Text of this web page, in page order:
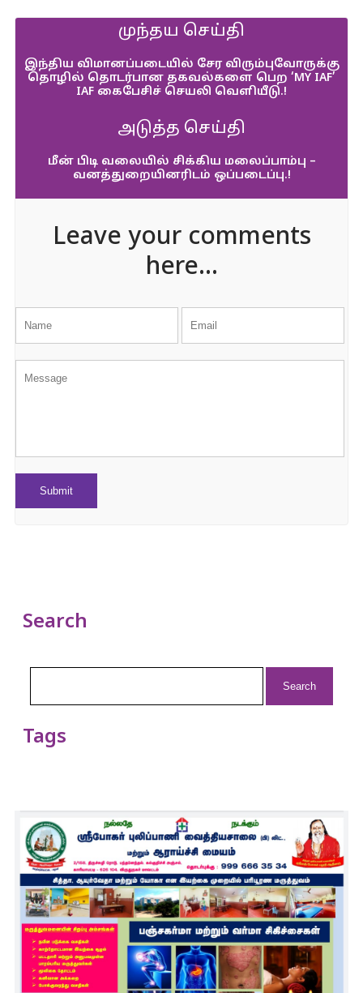
முந்தய செய்தி
இந்திய விமானப்படையில் சேர விரும்புவோருக்கு
தொழில் தொடர்பான தகவல்களை பெற ‘MY IAF’
IAF கைபேசிச் செயலி வெளியீடு.!
அடுத்த செய்தி
மீன் பிடி வலையில் சிக்கிய மலைப்பாம்பு –
வனத்துறையினரிடம் ஒப்படைப்பு.!
Leave your comments
here...
Search
Tags